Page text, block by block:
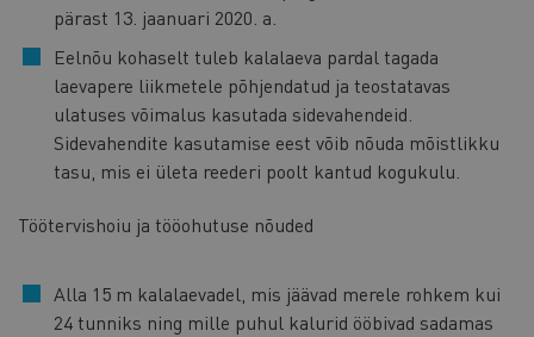
pärast 13. jaanuari 2020. a.
Eelnõu kohaselt tuleb kalalaeva pardal tagada
laevapere liikmetele põhjendatud ja teostatavas
ulatuses võimalus kasutada sidevahendeid.
Sidevahendite kasutamise eest võib nõuda mõistlikku
tasu, mis ei ületa reederi poolt kantud kogukulu.
Töötervishoiu ja tööohutuse nõuded
Alla 15 m kalalaevadel, mis jäävad merele rohkem kui
24 tunniks ning mille puhul kalurid ööbivad sadamas